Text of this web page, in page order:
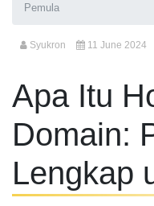
Pemula
Syukron 11 June 2024
Apa Itu
Domain:
Lengkap